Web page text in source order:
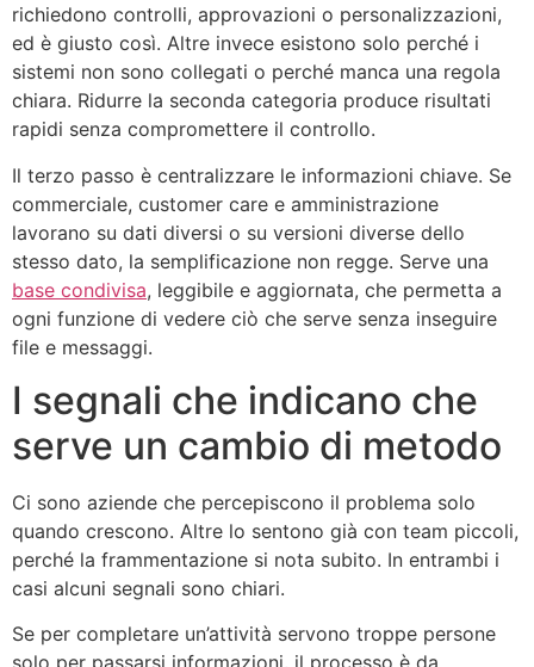
richiedono controlli, approvazioni o personalizzazioni,
ed è giusto così. Altre invece esistono solo perché i
sistemi non sono collegati o perché manca una regola
chiara. Ridurre la seconda categoria produce risultati
rapidi senza compromettere il controllo.
Il terzo passo è centralizzare le informazioni chiave. Se
commerciale, customer care e amministrazione
lavorano su dati diversi o su versioni diverse dello
stesso dato, la semplificazione non regge. Serve una
base condivisa, leggibile e aggiornata, che permetta a
ogni funzione di vedere ciò che serve senza inseguire
file e messaggi.
I segnali che indicano che
serve un cambio di metodo
Ci sono aziende che percepiscono il problema solo
quando crescono. Altre lo sentono già con team piccoli,
perché la frammentazione si nota subito. In entrambi i
casi alcuni segnali sono chiari.
Se per completare un’attività servono troppe persone